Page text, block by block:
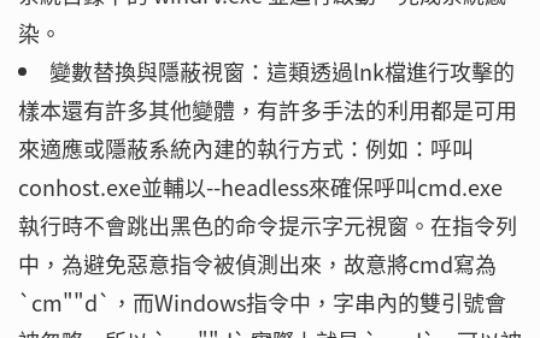
染。
變數替換與隱蔽視窗：這類透過lnk檔進行攻擊的
樣本還有許多其他變體，有許多手法的利用都是可用
來適應或隱蔽系統內建的執行方式：例如：呼叫
conhost.exe並輔以--headless來確保呼叫cmd.exe
執行時不會跳出黑色的命令提示字元視窗。在指令列
中，為避免惡意指令被偵測出來，故意將cmd寫為
`cm""d`，而Windows指令中，字串內的雙引號會